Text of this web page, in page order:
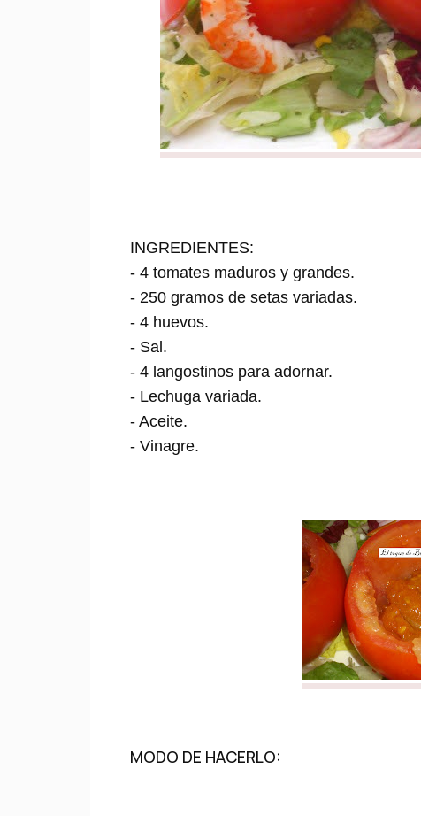
INGREDIENTES:
- 4 tomates maduros y grandes.
- 250 gramos de setas variadas.
- 4 huevos.
- Sal.
- 4 langostinos para adornar.
- Lechuga variada.
- Aceite.
- Vinagre.
MODO DE HACERLO: